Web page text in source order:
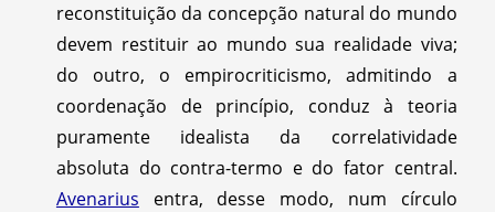
reconstituição da concepção natural do mundo
devem restituir ao mundo sua realidade viva;
do outro, o empirocriticismo, admitindo a
coordenação de princípio, conduz à teoria
puramente idealista da correlatividade
absoluta do contra-termo e do fator central.
Avenarius entra, desse modo, num círculo